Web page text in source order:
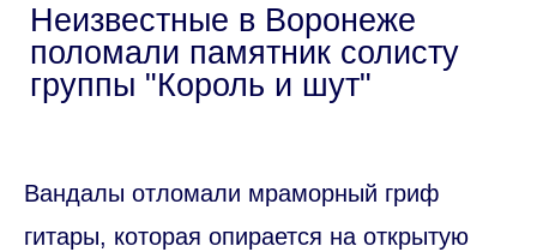
Неизвестные в Воронеже
поломали памятник солисту
группы "Король и шут"
Вандалы отломали мраморный гриф
гитары, которая опирается на открытую